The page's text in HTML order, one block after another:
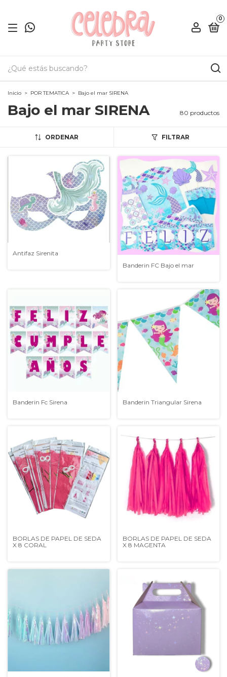
0
Inicio > POR TEMATICA > Bajo el mar SIRENA
Bajo el mar SIRENA 80 productos
ORDENAR FILTRAR
Antifaz Sirenita
Banderin FC Bajo el mar
Banderin Fc Sirena Banderin Triangular Sirena
BORLAS DE PAPEL DE SEDA
X 8 CORAL
BORLAS DE PAPEL DE SEDA
X 8 MAGENTA